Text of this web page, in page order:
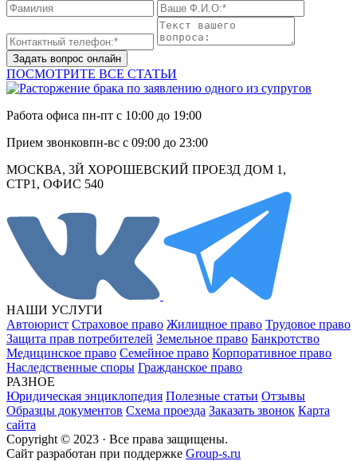
Задать вопрос онлайн
ПОСМОТРИТЕ ВСЕ СТАТЬИ
Работа офиса пн-пт с 10:00 до 19:00
Прием звонковпн-вс с 09:00 до 23:00
МОСКВА, 3Й ХОРОШЕВСКИЙ ПРОЕЗД ДОМ 1,
СТР1, ОФИС 540
НАШИ УСЛУГИ
Автоюрист Страховое право Жилищное право Трудовое право
Защита прав потребителей Земельное право Банкротство
Медицинское право Семейное право Корпоративное право
Наследственные споры Гражданское право
РАЗНОЕ
Юридическая энциклопедия Полезные статьи Отзывы
Образцы документов Схема проезда Заказать звонок Карта
сайта
Copyright © 2023 · Все права защищены.
Cайт разработан при поддержке Group-s.ru